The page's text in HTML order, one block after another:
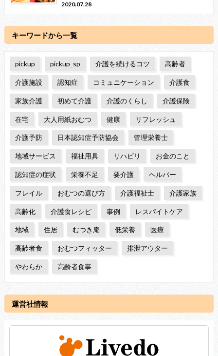
2020.07.28
キーワードから一覧
pickup pickup_sp 介護を続けるコツ 高齢者
介護施設 認知症 コミュニケーション 介護食
家族介護 初めて介護 介護のくらし 介護保険
在宅 大人用紙おむつ 健康 リフレッシュ
介護予防 日本認知症予防協会 管理栄養士
地域サービス 福祉用具 リハビリ お金のこと
認知症の症状 栄養不足 要介護 ヘルパー
フレイル おむつの選び方 介護福祉士 介護家族
高齢化 介護食レシピ 事例 レスパイトケア
地域 住居 むつき庵 低栄養 医療
高齢者食 おむつフィッター 排泄アウター
やわらか 高齢者食事
運営社情報